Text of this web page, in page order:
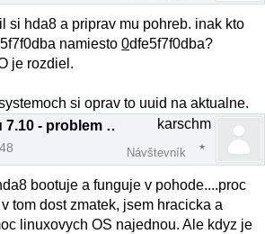
si hda8 a priprav mu pohreb. inak kto
namiesto0dfe5f7f0dba?
je rozdiel.
si oprav to uuid na aktualne.
Re: Ubuntu 7.10 - problem s bootovanim
karschm
Návštevník
bootuje a funguje v pohode....proc
tom dost zmatek, jsem hracicka a
linuxovych OS najednou. Ale kdyz je